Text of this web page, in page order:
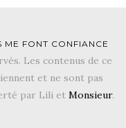
ME FONT CONFIANCE
Les contenus de ce
et ne sont pas
par Lili et Monsieur.